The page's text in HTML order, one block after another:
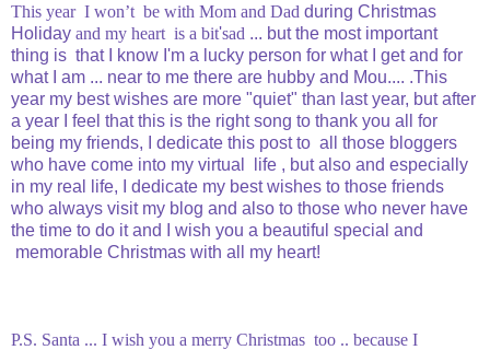
This year I won’t be with Mom and Dad during Christmas
Holiday and my heart is a bit'sad ... but the most important
thing is that
I know I'm a lucky person for what I get and for
what I am ... near to me there are hubby and Mou.... .This
year my best wishes are more "quiet" than last year, but after
a year
I feel that this is the right song to thank you all for
being my friends, dedicate this post to all
those bloggers
who have come into my virtual life , but also and especially
in my real life, I dedicate my best wishes to those friends
who always visit my blog and also to those who never have
the time to do it and I wish you a beautiful special and
memorable Christmas with all my heart!
P.S. Santa ... I wish you a merry Christmas too .. because I